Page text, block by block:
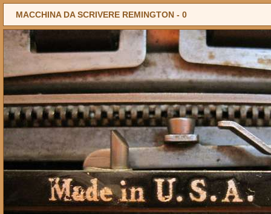
MACCHINA DA SCRIVERE REMINGTON - 0